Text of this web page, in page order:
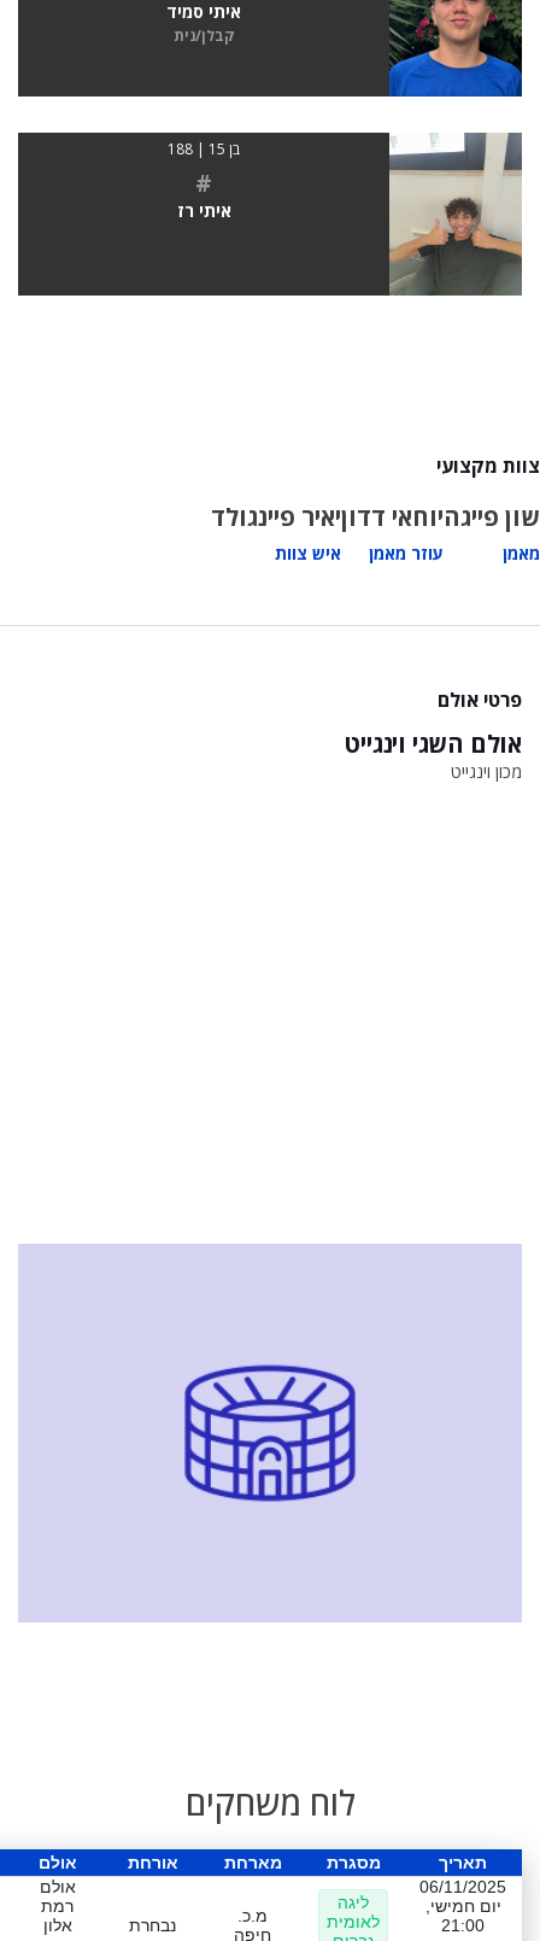
איתי סמיד
קבלן/נית
בן 15 | 188
#
איתי רז
צוות מקצועי
שון פייגה
מאמן
יוחאי דדון
עוזר מאמן
יאיר פיינגולד
איש צוות
פרטי אולם
אולם השגי וינגייט
מכון וינגייט
לוח משחקים
תאריך מסגרת מארחת אורחת
אולם
06/11/2025
יום חמישי,
21:00
ליגה
לאומית
מ.כ.
חיפה
נבחרת
אולם
רמת
אלון